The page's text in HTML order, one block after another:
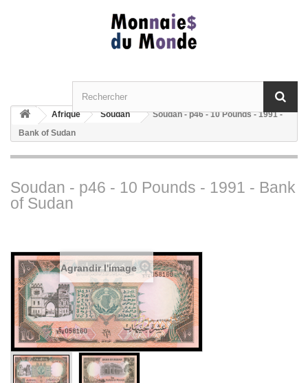
Afrique Soudan
Soudan - p46 - 10 Pounds - 1991 -
Bank of Sudan
Soudan - p46 - 10 Pounds - 1991 - Bank
of Sudan
Agrandir l'image